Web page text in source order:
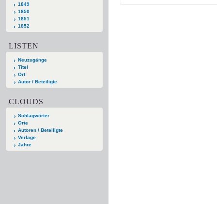
1849
1850
1851
1852
LISTEN
Neuzugänge
Titel
Ort
Autor / Beteiligte
CLOUDS
Schlagwörter
Orte
Autoren / Beteiligte
Verlage
Jahre